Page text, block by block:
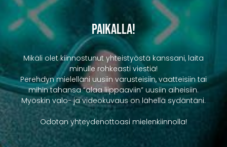
Paikalla!
Mikäli olet kiinnostunut yhteistyöstä kanssani, laita
minulle rohkeasti viestiä!
Perehdyn mielelläni uusiin varusteisiin, vaatteisiin tai
mihin tahansa “alaa liippaaviin” uusiin aiheisiin.
Myöskin valo- ja videokuvaus on lähellä sydäntäni.
Odotan yhteydenottoasi mielenkiinnolla!